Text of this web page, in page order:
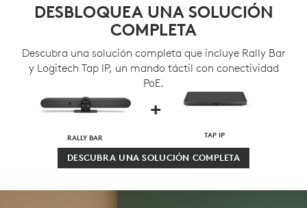
DESBLOQUEA UNA SOLUCIÓN
COMPLETA
Descubra una solución completa que incluye Rally Bar
y Logitech Tap IP, un mando táctil con conectividad
PoE.
RALLY BAR
+
TAP IP
DESCUBRA UNA SOLUCIÓN COMPLETA